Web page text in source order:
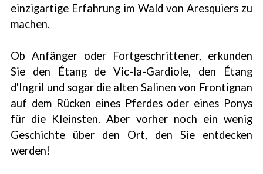
einzigartige Erfahrung im Wald von Aresquiers zu
machen.
Ob Anfänger oder Fortgeschrittener, erkunden
Sie den Étang de Vic-la-Gardiole, den Étang
d'Ingril und sogar die alten Salinen von Frontignan
auf dem Rücken eines Pferdes oder eines Ponys
für die Kleinsten. Aber vorher noch ein wenig
Geschichte über den Ort, den Sie entdecken
werden!